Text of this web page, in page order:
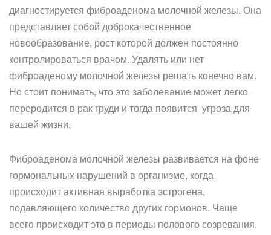
диагностируется фиброаденома молочной железы. Она
представляет собой доброкачественное
новообразование, рост которой должен постоянно
контролироваться врачом. Удалять или нет
фиброаденому молочной железы решать конечно вам.
Но стоит понимать, что это заболевание может легко
переродится в рак груди и тогда появится угроза для
вашей жизни.
Фиброаденома молочной железы развивается на фоне
гормональных нарушений в организме, когда
происходит активная выработка эстрогена,
подавляющего количество других гормонов. Чаще
всего происходит это в периоды полового созревания,